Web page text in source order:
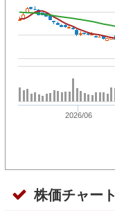
2026/06
株価チャート